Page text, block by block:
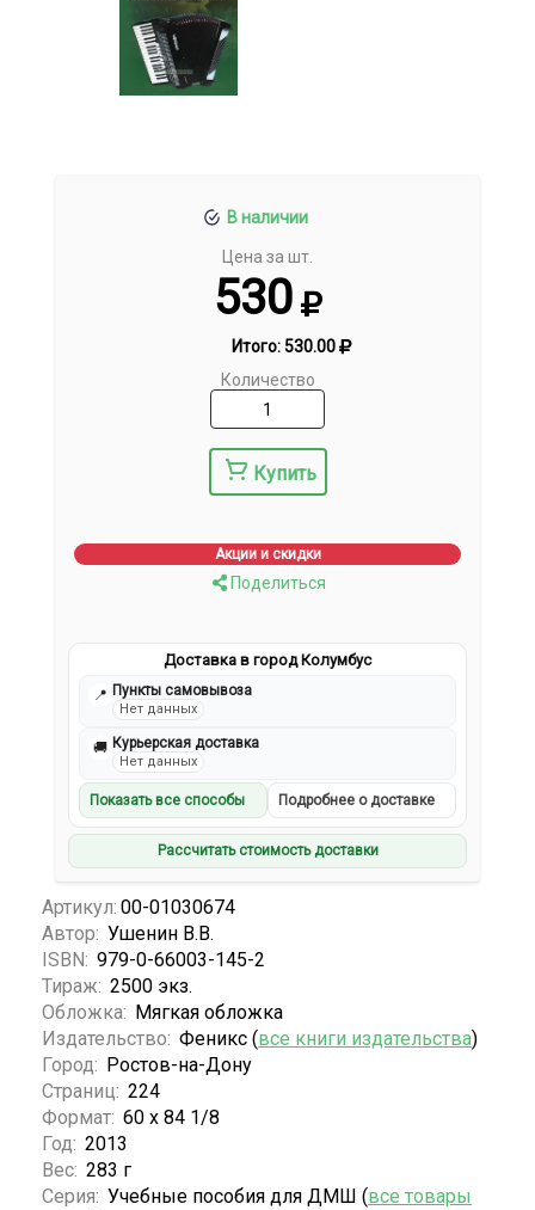
В наличии
Цена за шт.
530
Итого:530.00
Количество
Купить
Акции и скидки
Поделиться
Доставка в город Колумбус
📍 Пункты самовывоза
Нет данных
🚚 Курьерская доставка
Нет данных
Показать все способы Подробнее о доставке
Рассчитать стоимость доставки
Артикул: 00-01030674
Автор: Ушенин В.В.
ISBN: 979-0-66003-145-2
Тираж: 2500 экз.
Обложка: Мягкая обложка
Издательство: Феникс (все книги издательства)
Город: Ростов-на-Дону
Страниц: 224
Формат: 60 х 84 1/8
Год: 2013
Вес: 283 г
Серия: Учебные пособия для ДМШ (все товары